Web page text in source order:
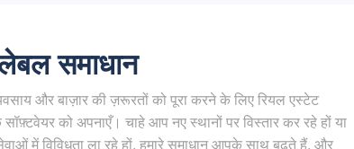
समाधान
और बाज़ार की ज़रूरतों को पूरा करने के लिए रियल एस्टेट
को अपनाएँ। चाहे आप नए स्थानों पर विस्तार कर रहे हों या
में विविधता ला रहे हों, हमारे समाधान आपके साथ बढ़ते हैं, और